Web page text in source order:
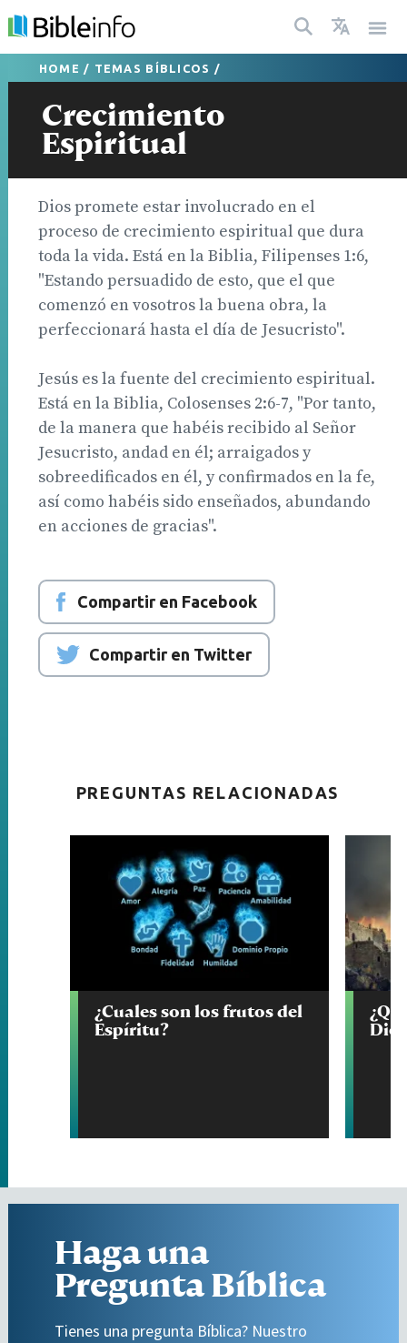
HOME / TEMAS BÍBLICOS /
Crecimiento
Espiritual
Dios promete estar involucrado en el
proceso de crecimiento espiritual que dura
toda la vida. Está en la Biblia, Filipenses 1:6,
"Estando persuadido de esto, que el que
comenzó en vosotros la buena obra, la
perfeccionará hasta el día de Jesucristo".
Jesús es la fuente del crecimiento espiritual.
Está en la Biblia, Colosenses 2:6-7, "Por tanto,
de la manera que habéis recibido al Señor
Jesucristo, andad en él; arraigados y
sobreedificados en él, y confirmados en la fe,
así como habéis sido enseñados, abundando
en acciones de gracias".
Compartir en Facebook
Compartir en Twitter
PREGUNTAS RELACIONADAS
¿Cuales son los frutos del
Espíritu?
Haga una
Pregunta Bíblica
Tienes una pregunta Bíblica? Nuestro